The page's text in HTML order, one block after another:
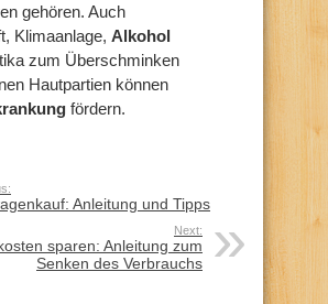
gehören. Auch
Klimaanlage, Alkohol
zum Überschminken
Hautpartien können
fördern.
Anleitung und Tipps
Next:
sparen: Anleitung zum
Senken des Verbrauchs